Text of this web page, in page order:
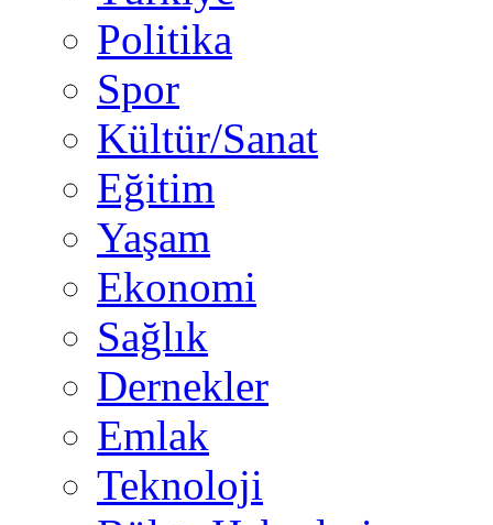
Politika
Spor
Kültür/Sanat
Eğitim
Yaşam
Ekonomi
Sağlık
Dernekler
Emlak
Teknoloji